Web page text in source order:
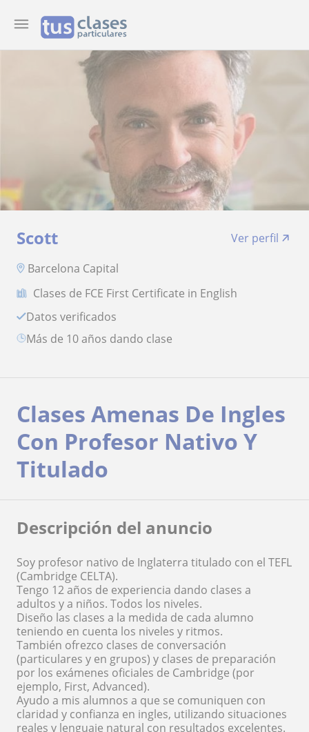
Scott
Ver perfil
Barcelona Capital
Clases de FCE First Certificate in English
Datos verificados
más de 10 años dando clase
Clases Amenas De Ingles
Con Profesor Nativo Y
Titulado
Descripción del anuncio
Soy profesor nativo de Inglaterra titulado con el TEFL
(Cambridge CELTA).
Tengo 12 años de experiencia dando clases a
adultos y a niños. Todos los niveles.
Diseño las clases a la medida de cada alumno
teniendo en cuenta los niveles y ritmos.
También ofrezco clases de conversación
(particulares y en grupos) y clases de preparación
por los exámenes oficiales de Cambridge (por
ejemplo, First, Advanced).
Ayudo a mis alumnos a que se comuniquen con
claridad y confianza en ingles, utilizando situaciones
reales y lenguaje natural con resultados excelentes.